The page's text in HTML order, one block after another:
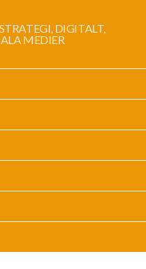
STRATEGI, DIGITALT,
MEDIER